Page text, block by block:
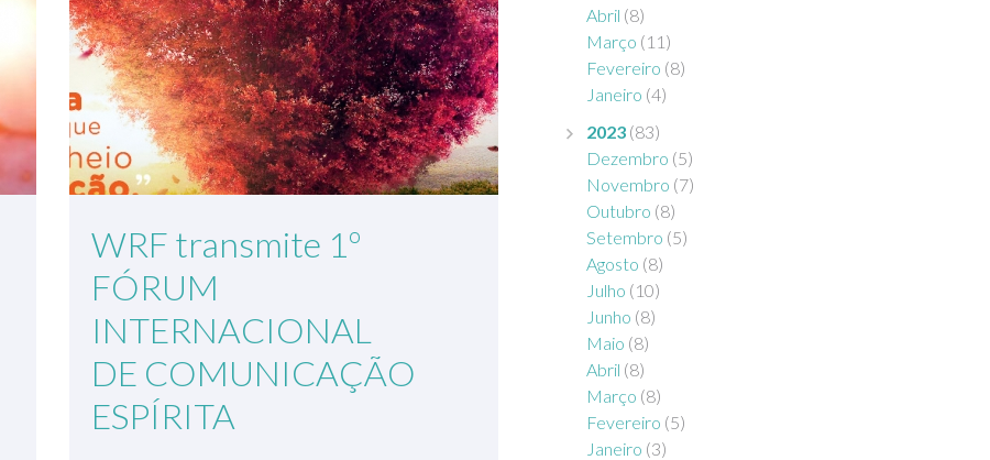
WRF transmite 1º
FÓRUM
INTERNACIONAL
DE COMUNICAÇÃO
ESPÍRITA
Abril (8)
Março (11)
Fevereiro (8)
Janeiro (4)
2023 (83)
Dezembro (5)
Novembro (7)
Outubro (8)
Setembro (5)
Agosto (8)
Julho (10)
Junho (8)
Maio (8)
Abril (8)
Março (8)
Fevereiro (5)
Janeiro (3)